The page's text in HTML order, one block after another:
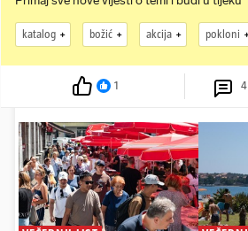
katalog božić akcija pokloni
1 4